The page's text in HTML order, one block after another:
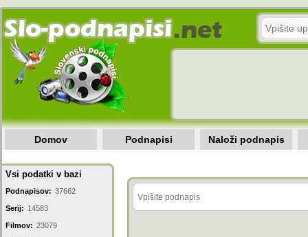
Domov Podnapisi Naloži podnapis
Vsi podatki v bazi
Podnapisov: 37662
Serij: 14583
Filmov: 23079